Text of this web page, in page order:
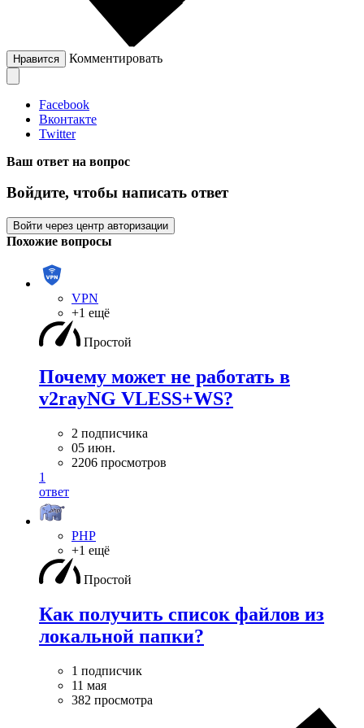
Нравится Комментировать
Facebook
Вконтакте
Twitter
Ваш ответ на вопрос
Войдите, чтобы написать ответ
Войти через центр авторизации
Похожие вопросы
VPN
+1 ещё
Простой
Почему может не работать в
v2rayNG VLESS+WS?
2 подписчика
05 июн.
2206 просмотров
1
ответ
PHP
+1 ещё
Простой
Как получить список файлов из
локальной папки?
1 подписчик
11 мая
382 просмотра